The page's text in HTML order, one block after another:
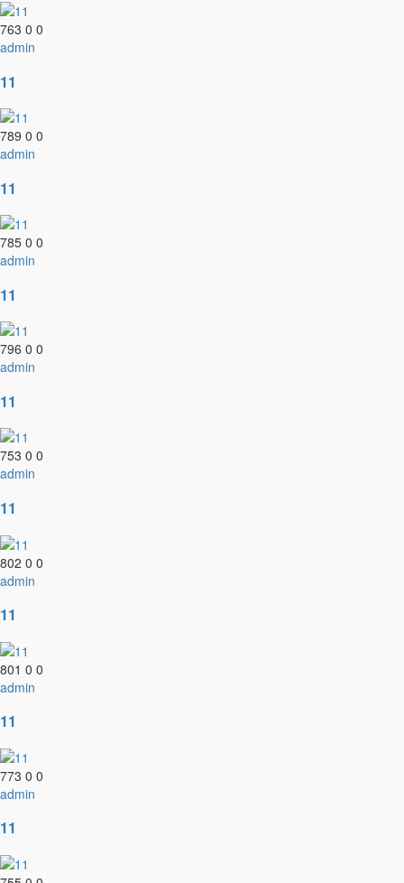
763 0 0
admin
11
789 0 0
admin
11
785 0 0
admin
11
796 0 0
admin
11
753 0 0
admin
11
802 0 0
admin
11
801 0 0
admin
11
773 0 0
admin
11